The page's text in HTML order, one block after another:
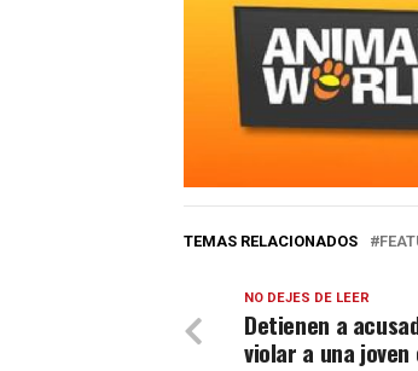
TEMAS RELACIONADOS
NO DEJES DE LEER
Detienen a
violar a una